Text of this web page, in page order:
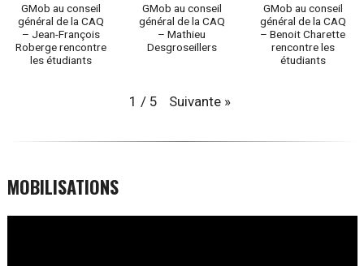
GMob au conseil
général de la CAQ
– Jean-François
Roberge rencontre
les étudiants
GMob au conseil
général de la CAQ
– Mathieu
Desgroseillers
GMob au conseil
général de la CAQ
– Benoit Charette
rencontre les
étudiants
1 / 5 Suivante »
MOBILISATIONS